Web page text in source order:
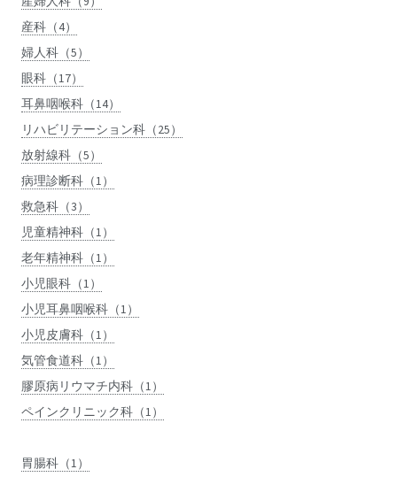
産科（4）
婦人科（5）
眼科（17）
耳鼻咽喉科（14）
リハビリテーション科（25）
放射線科（5）
病理診断科（1）
救急科（3）
児童精神科（1）
老年精神科（1）
小児眼科（1）
小児耳鼻咽喉科（1）
小児皮膚科（1）
気管食道科（1）
膠原病リウマチ内科（1）
ペインクリニック科（1）
胃腸科（1）